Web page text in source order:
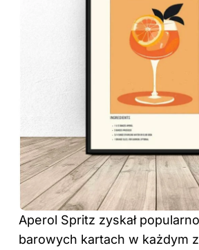
Aperol Spritz zyskał
barowych kartach w każdym